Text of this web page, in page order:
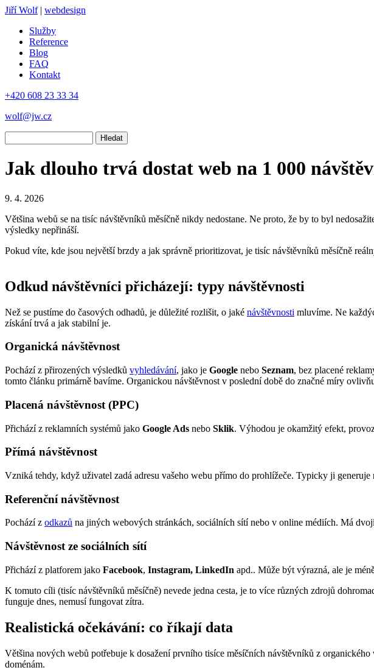
Jiří Wolf | webdesign
Služby
Reference
Blog
FAQ
Kontakt
+420 608 23 33 34
wolf@jw.cz
Jak dlouho trvá dostat web na 1 000
9. 4. 2026
Většina webů se na tisíc návštěvníků měsíčně nikdy nedostane. Ne proto, že by to byl
výsledky nepřináší.
Pokud víte, kde jsou největší brzdy a jak správně prioritizovat, je tisíc návštěvníků měsíčně
Odkud návštěvníci přicházejí: typy návštěvnosti
Než se pustíme do časových odhadů, je důležité rozlišit, o jaké návštěvnosti mluvíme. Ne
získání trvá a jak stabilní je.
Organická návštěvnost
Pochází z přirozených výsledků vyhledávání, jako je Google nebo Seznam, bez placené
tomto článku primárně bavíme. Organickou návštěvnost v poslední době do značné míry
Placená návštěvnost (PPC)
Přichází z reklamních systémů jako Google Ads nebo Sklik. Výhodou je okamžitý efekt,
Přímá návštěvnost
Vzniká tehdy, když uživatel zadá adresu vašeho webu přímo do prohlížeče. Typicky ji generuje
Referenční návštěvnost
Pochází z odkazů na jiných webových stránkách, sociálních sítí nebo v online médiích. Má
Návštěvnost ze sociálních sítí
Přichází z platforem jako Facebook, Instagram, LinkedIn apd.. Může být výrazná, ale je
K tomuto cíli (tisíc návštěvníků měsíčně) nevede jedna cesta, je to více různých zdrojů
funguje dnes, nemusí fungovat zítra.
Realistická očekávání: co říkají data
Většina nových webů potřebuje k dosažení prvního tisíce měsíčních návštěvníků z
doménám.